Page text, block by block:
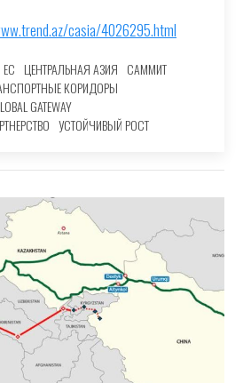
casia/4026295.html
ЕС ЦЕНТРАЛЬНАЯ АЗИЯ САММИТ
КОРИДОРЫ
GATEWAY
УСТОЙЧИВЫЙ РОСТ